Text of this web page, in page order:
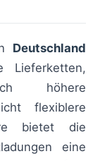
Deutschland
Lieferketten,
höhere
flexiblere
bietet die
eine